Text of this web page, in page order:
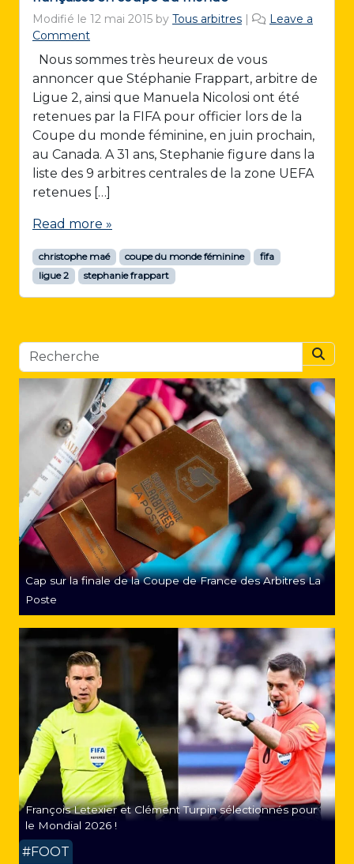
Modifié le 12 mai 2015 by Tous arbitres
Leave a
Comment
Nous sommes très heureux de vous
annoncer que Stéphanie Frappart, arbitre de
Ligue 2, ainsi que Manuela Nicolosi ont été
retenues par la FIFA pour officier lors de la
Coupe du monde féminine, en juin prochain,
au Canada. A 31 ans, Stephanie figure dans la
liste des 9 arbitres centrales de la zone UEFA
retenues […]
Read more »
christophe maé coupe du monde féminine
fifa
ligue 2
stephanie frappart
Cap sur la finale de la Coupe de France des Arbitres La
Poste
François Letexier et Clément Turpin sélectionnés pour
le Mondial 2026 !
#FOOT